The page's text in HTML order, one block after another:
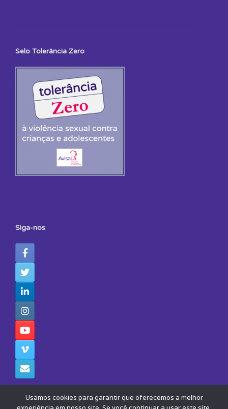
Selo Tolerância Zero
Siga-nos
Usamos cookies para garantir que oferecemos a melhor